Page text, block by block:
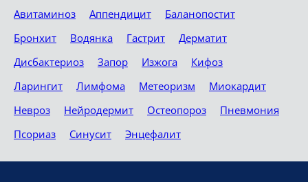
Авитаминоз Аппендицит
Баланопостит
Бронхит
Водянка Гастрит
Дерматит
Дисбактериоз
Запор Изжога
Кифоз
Ларингит
Лимфома Метеоризм
Миокардит
Невроз
Нейродермит Остеопороз
Пневмония
Псориаз
Синусит Энцефалит